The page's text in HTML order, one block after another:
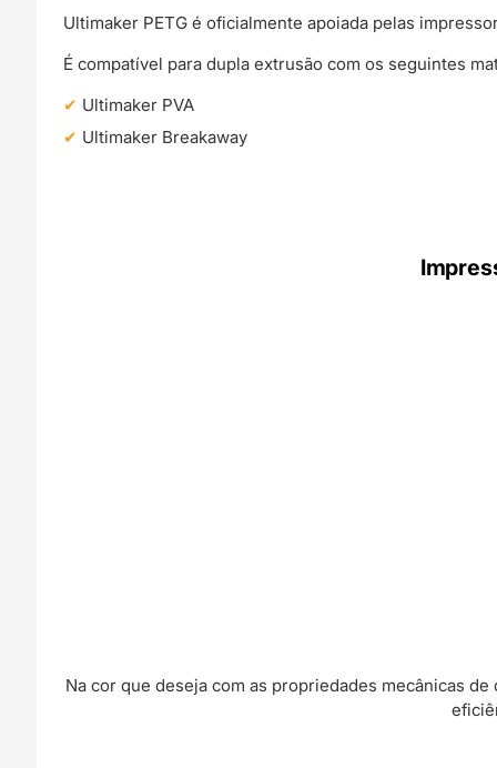
Ultimaker PETG é oficialmente apoiada pelas
É compatível para dupla extrusão com os seguintes
Ultimaker PVA
Ultimaker Breakaway
Na cor que deseja com as propriedades mecânicas